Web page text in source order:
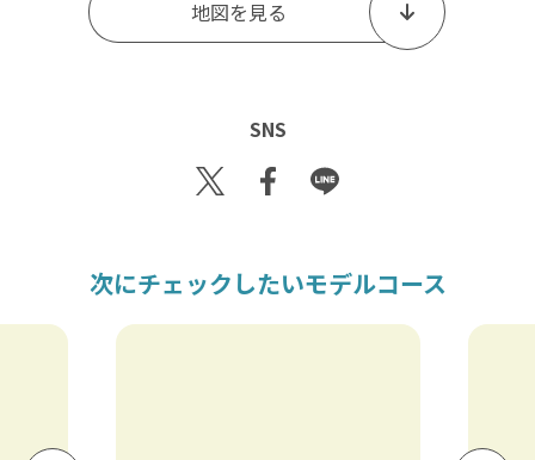
地図を見る
SNS
Tw
itt
Fac
eb
Lin
e
次にチェックしたいモデルコース